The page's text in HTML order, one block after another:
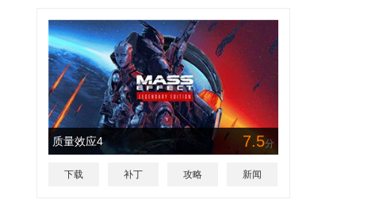
质量效应4 7.5分
下载 补丁 攻略 新闻